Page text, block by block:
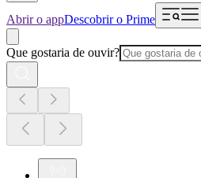
Abrir o appDescobrir o Prime
Que gostaria de ouvir?